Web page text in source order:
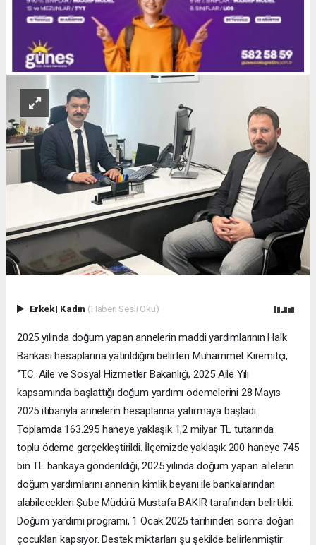
Erkek| Kadın (Haberi Sesli Oku)
2025 yılında doğum yapan annelerin maddi yardımlarının Halk
Bankası hesaplarına yatırıldığını belirten Muhammet Kiremitçi,
‘’T.C. Aile ve Sosyal Hizmetler Bakanlığı, 2025 Aile Yılı
kapsamında başlattığı doğum yardımı ödemelerini 28 Mayıs
2025 itibarıyla annelerin hesaplarına yatırmaya başladı.
Toplamda 163.295 haneye yaklaşık 1,2 milyar TL tutarında
toplu ödeme gerçekleştirildi. İlçemizde yaklaşık 200 haneye 745
bin TL bankaya gönderildiği, 2025 yılında doğum yapan ailelerin
doğum yardımlarını annenin kimlik beyanı ile bankalarından
alabilecekleri Şube Müdürü Mustafa BAKIR tarafından belirtildi.
Doğum yardımı programı, 1 Ocak 2025 tarihinden sonra doğan
çocukları kapsıyor. Destek miktarları şu şekilde belirlenmiştir: